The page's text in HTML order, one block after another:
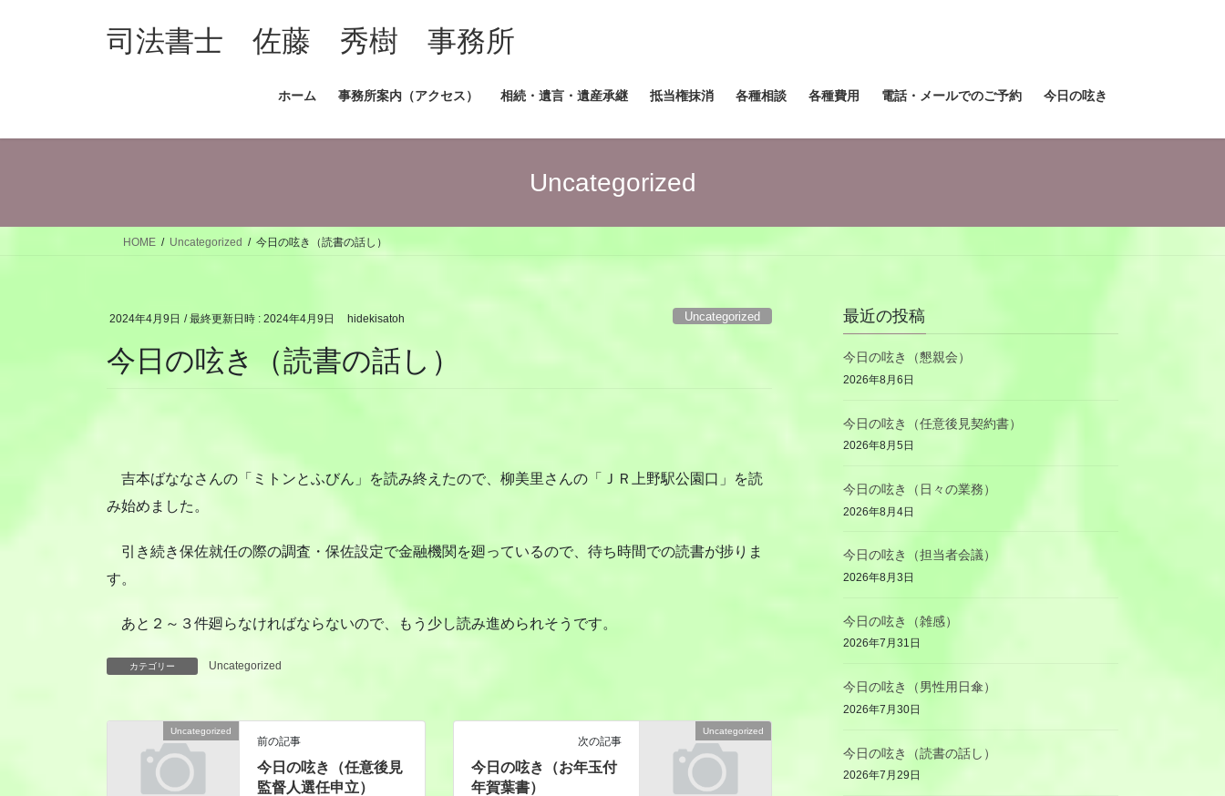
ス
ン
司法書士 佐藤 秀樹 事務所
ホーム 事務所案内（アクセス） 相続・遺言・遺産承継 抵当権抹消 各種相談 各種費用 電話・メールでのご予約 今日の呟き
Uncategorized
HOME Uncategorized 今日の呟き（読書の話し）
2024年4月9日 / 最終更新日時 : 2024年4月9日 hidekisatoh Uncategorized
今日の呟き（読書の話し）
吉本ばななさんの「ミトンとふびん」を読み終えたので、柳美里さんの「ＪＲ上野駅公園口」を読
み始めました。
引き続き保佐就任の際の調査・保佐設定で金融機関を廻っているので、待ち時間での読書が捗りま
す。
あと２～３件廻らなければならないので、もう少し読み進められそうです。
カテゴリー Uncategorized
Uncategorized
前の記事
今日の呟き（任意後見
監督人選任申立）
Uncategorized
次の記事
今日の呟き（お年玉付
年賀葉書）
最近の投稿
今日の呟き（懇親会）
2026年8月6日
今日の呟き（任意後見契約書）
2026年8月5日
今日の呟き（日々の業務）
2026年8月4日
今日の呟き（担当者会議）
2026年8月3日
今日の呟き（雑感）
2026年7月31日
今日の呟き（男性用日傘）
2026年7月30日
今日の呟き（読書の話し）
2026年7月29日